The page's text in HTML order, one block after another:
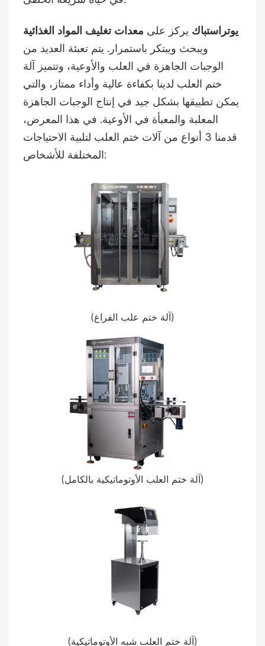
يوتراستباك يركز على معدات تغليف المواد الغذائية
ويبحث ويبتكر باستمرار. يتم تعبئة العديد من
الوجبات الجاهزة في العلب والأوعية، وتتميز آلة
ختم العلب لدينا بكفاءة عالية وأداء ممتاز، والتي
يمكن تطبيقها بشكل جيد في إنتاج الوجبات الجاهزة
المعلبة والمعبأة في الأوعية. في هذا المعرض،
قدمنا 3 أنواع من آلات ختم العلب لتلبية الاحتياجات
المختلفة للأشخاص:
(آلة ختم علب الفراغ)
(آلة ختم العلب الأوتوماتيكية بالكامل)
(آلة ختم العلب شبه الأوتوماتيكية)